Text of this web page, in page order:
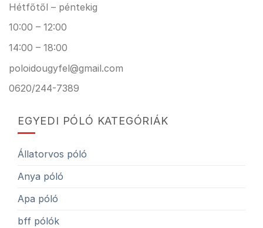
Hétfőtől – péntekig
10:00 – 12:00
14:00 – 18:00
poloidougyfel@gmail.com
0620/244-7389
EGYEDI PÓLÓ KATEGÓRIÁK
Állatorvos póló
Anya póló
Apa póló
bff pólók